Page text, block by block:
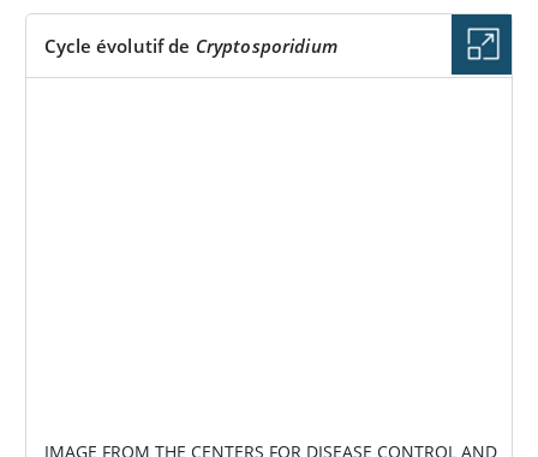
Cycle évolutif de Cryptosporidium
IMAGE FROM THE CENTERS FOR DISEASE CONTROL AND